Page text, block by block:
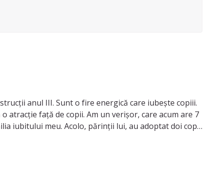
anul III. Sunt o fire energică care iubește copiii.
atracție față de copii. Am un verișor, care acum are 7
iubitului meu. Acolo, părinții lui, au adoptat doi copii